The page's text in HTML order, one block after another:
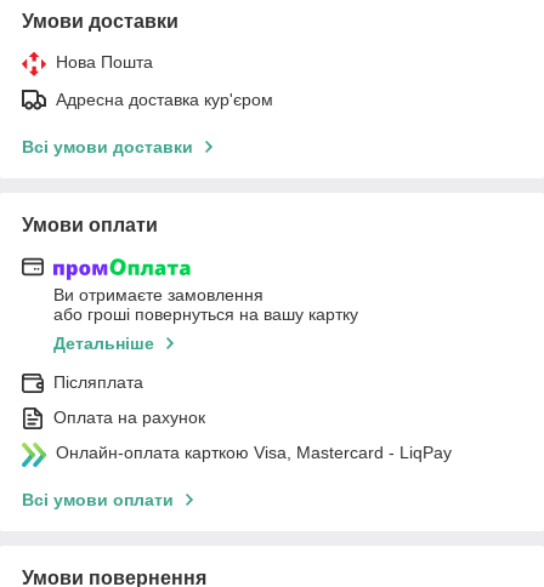
Умови доставки
Нова Пошта
Адресна доставка кур'єром
Всі умови доставки
Умови оплати
Ви отримаєте замовлення
або гроші повернуться на вашу картку
Детальніше
Післяплата
Оплата на рахунок
Онлайн-оплата карткою Visa, Mastercard - LiqPay
Всі умови оплати
Умови повернення